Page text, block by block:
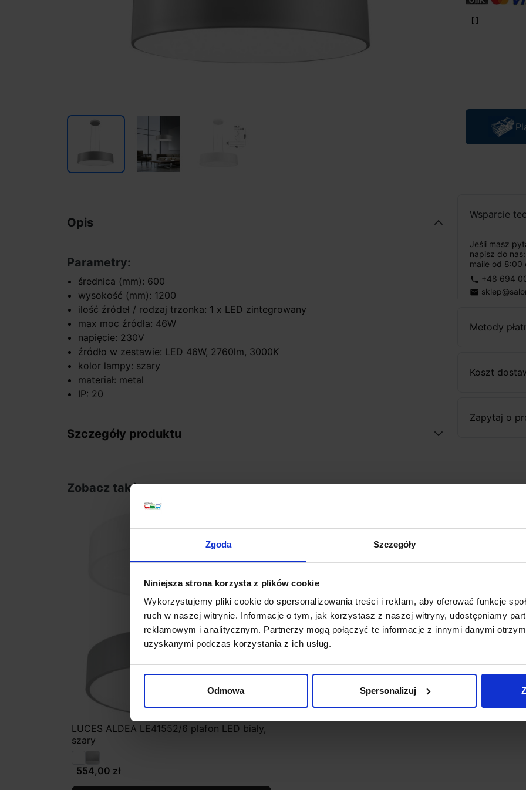
Zgoda Szczegóły
Niniejsza strona korzysta z plików cookie
Wykorzystujemy pliki cookie do spersonalizowania treści i reklam, aby oferować funkcje
ruch w naszej witrynie. Informacje o tym, jak korzystasz z naszej witryny, udostępniamy
reklamowym i analitycznym. Partnerzy mogą połączyć te informacje z innymi danymi
uzyskanymi podczas korzystania z ich usług.
Odmowa Spersonalizuj
Wsparcie
Jeśli masz
napisz do
maile od 8:00
phone +48 694
email
Metody
Koszt
Zapytaj o
Opis
Parametry:
średnica (mm): 600
wysokość (mm): 1200
ilość źródeł / rodzaj trzonka: 1 x LED zintegrowany
max moc źródła: 46W
napięcie: 230V
źródło w zestawie: LED 46W, 2760lm, 3000K
kolor lampy: szary
materiał: metal
IP: 20
Szczegóły produktu
Zobacz także
LUCES ALDEA LE41552/6 plafon LED biały,
szary
554,00 zł